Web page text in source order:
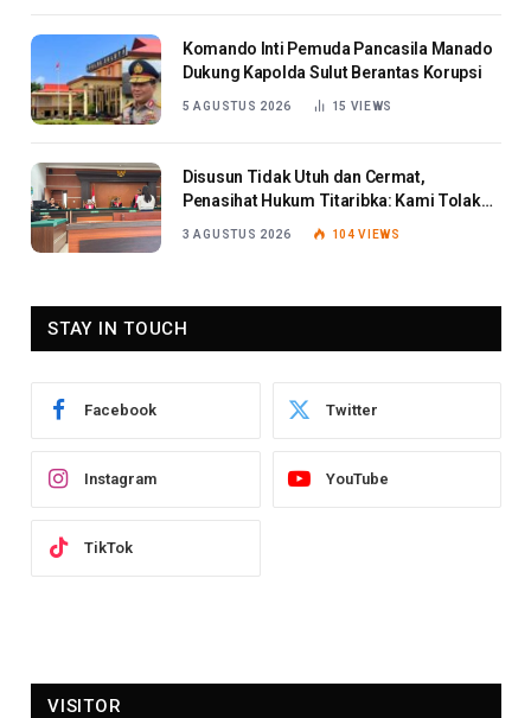
Komando Inti Pemuda Pancasila Manado
Dukung Kapolda Sulut Berantas Korupsi
5 AGUSTUS 2026 15 VIEWS
Disusun Tidak Utuh dan Cermat,
Penasihat Hukum Titaribka: Kami Tolak
3 AGUSTUS 2026 104VIEWS
STAY IN TOUCH
Facebook Twitter
Instagram YouTube
TikTok
VISITOR